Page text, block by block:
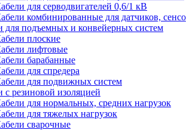
для серводвигателей 0,6/1 кВ
комбинированные для датчиков,
для подъемных и конвейерных систем
плоские
лифтовые
барабанные
для спредера
для подвижных систем
с резиновой изоляцией
для нормальных, средних нагрузок
для тяжелых нагрузок
сварочные